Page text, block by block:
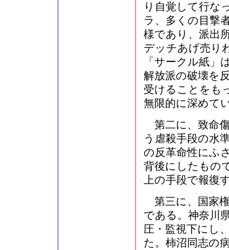
り自覚して行な
ラ、多くの目撃
様であり、派出
デッチあげ売り
「サークル紙
解放派の破壊を
受けることをも
無限的に深めて
第二に、致命
う虐殺手段の水
の反革命性にふ
背後にしたもの
上の手段で報復
第三に、国家
である。神奈川
圧・監視下にし
た。柿沼同志の